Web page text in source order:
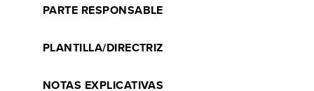
PARTE RESPONSABLE
PLANTILLA/DIRECTRIZ
NOTAS EXPLICATIVAS